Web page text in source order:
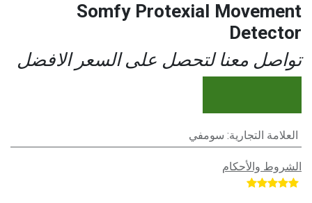
Somfy Protexial Movement
Detector
تواصل معنا لتحصل على السعر الافضل
العلامة التجارية: سومفي
الشروط والأحكام